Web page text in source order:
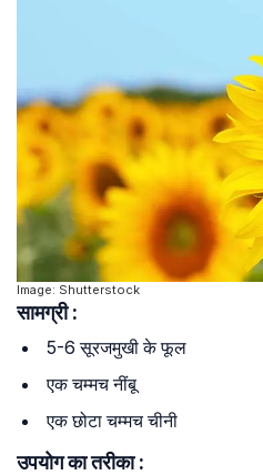
Image: Shutterstock
सामग्री :
5-6 सूरजमुखी के फूल
एक चम्मच नींबू
एक छोटा चम्मच चीनी
उपयोग का तरीका :